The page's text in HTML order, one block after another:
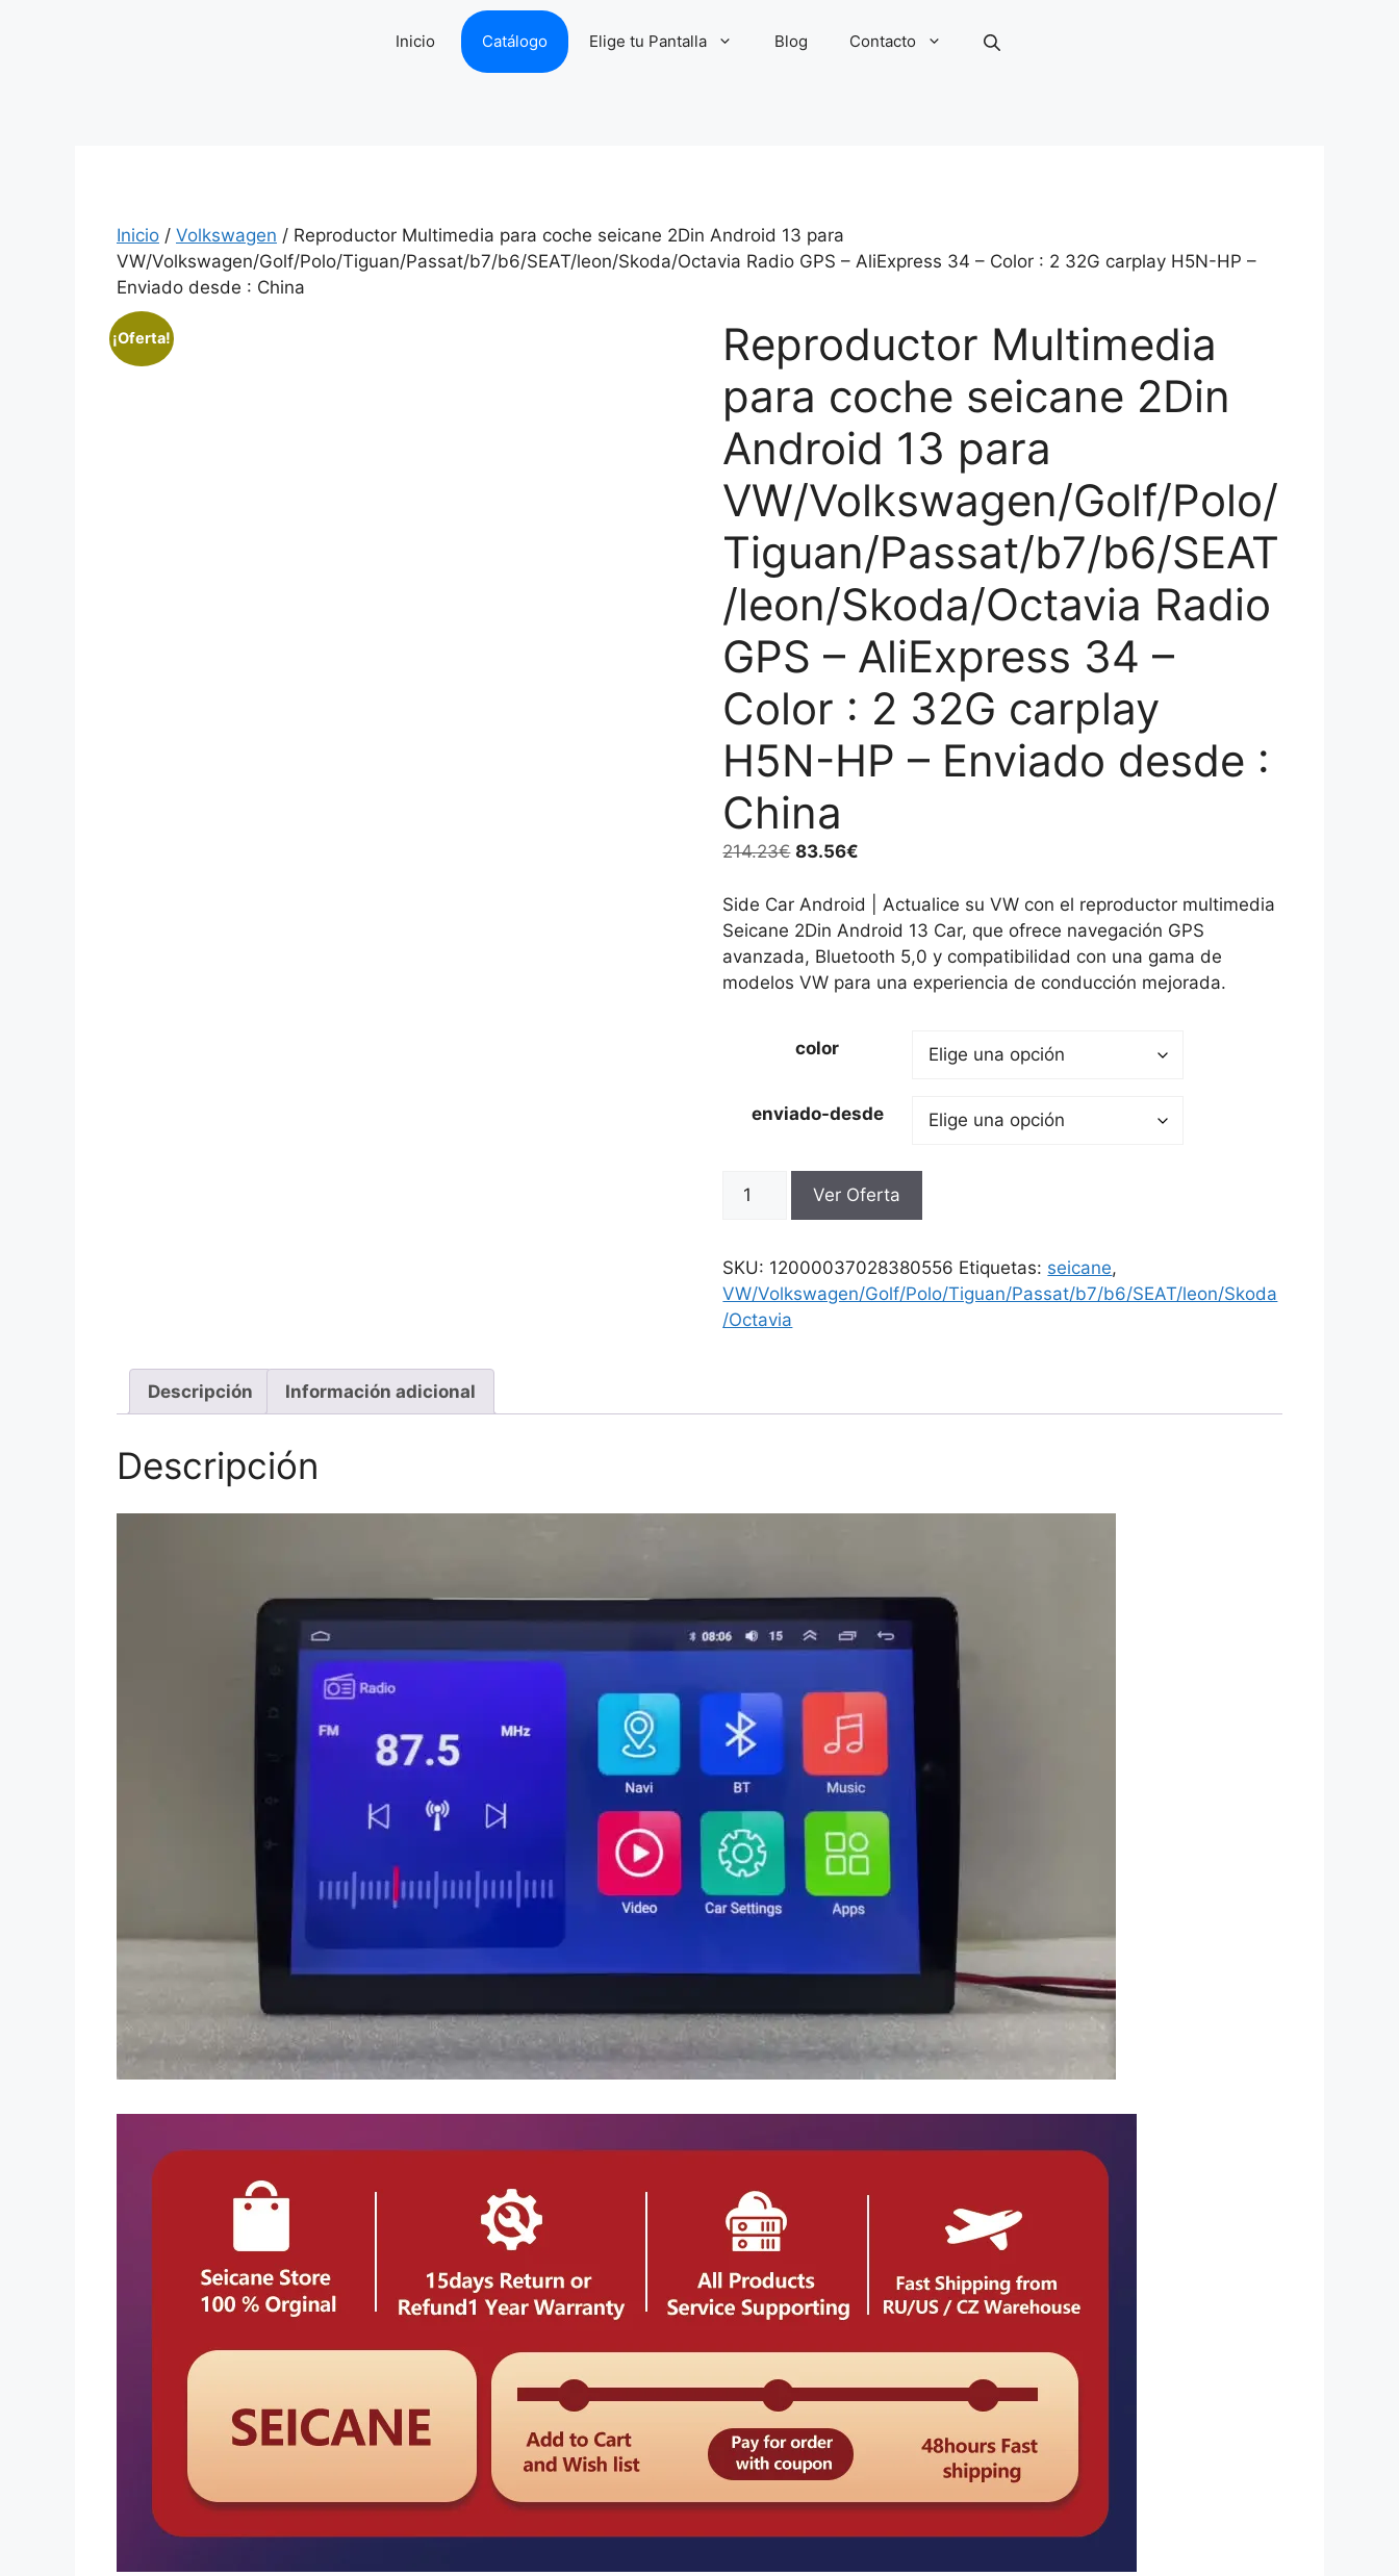
Inicio Catálogo Elige tu Pantalla Blog Contacto
Inicio / Volkswagen / Reproductor Multimedia para coche seicane 2Din Android 13 para
VW/Volkswagen/Golf/Polo/Tiguan/Passat/b7/b6/SEAT/leon/Skoda/Octavia Radio GPS – AliExpress 34 – Color : 2 32G carplay H5N-HP –
Enviado desde : China
¡Oferta!
Reproductor Multimedia
para coche seicane 2Din
Android 13 para
VW/Volkswagen/Golf/Polo/
Tiguan/Passat/b7/b6/SEAT
/leon/Skoda/Octavia Radio
GPS – AliExpress 34 –
Color : 2 32G carplay
H5N-HP – Enviado desde :
China
214.23€ El
original
era:
214.23€.
83.56€
actual
es:
83.56€.
Side Car Android | Actualice su VW con el reproductor multimedia
Seicane 2Din Android 13 Car, que ofrece navegación GPS
avanzada, Bluetooth 5,0 y compatibilidad con una gama de
modelos VW para una experiencia de conducción mejorada.
color
enviado-desde
Reproductor
coche
seicane
2Din
VW/Volkswagen/Golf/Polo/Tiguan/Passat/b7/b6/SEAT/leon/Skoda/Octavia
Color
:
2
carplay
H5N-
HP
-
Enviado
desde
:
China
cantidad
Ver Oferta
SKU: 12000037028380556 Etiquetas: seicane,
VW/Volkswagen/Golf/Polo/Tiguan/Passat/b7/b6/SEAT/leon/Skoda
/Octavia
Descripción Información adicional
Descripción